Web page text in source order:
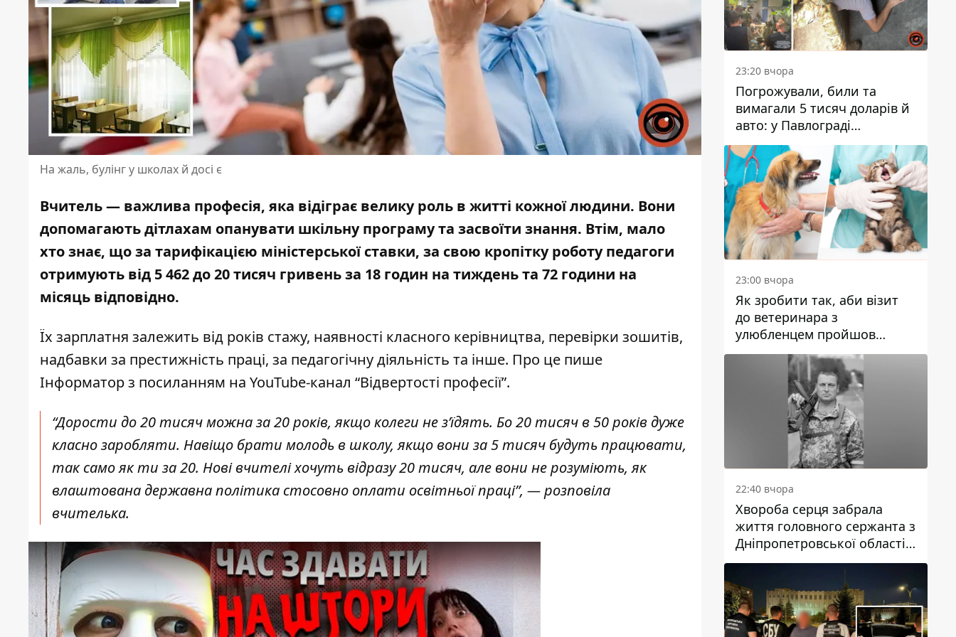
На жаль, булінг у школах й досі є
Вчитель — важлива професія, яка відіграє велику роль в житті кожної людини. Вони
допомагають дітлахам опанувати шкільну програму та засвоїти знання. Втім, мало
хто знає, що за тарифікацією міністерської ставки, за свою кропітку роботу педагоги
отримують від 5 462 до 20 тисяч гривень за 18 годин на тиждень та 72 години на
місяць відповідно.
Їх зарплатня залежить від років стажу, наявності класного керівництва, перевірки зошитів,
надбавки за престижність праці, за педагогічну діяльність та інше. Про це пише
Інформаторз посиланням на YouTube-канал “Відвертості професії”.
“Дорости до 20 тисяч можна за 20 років, якщо колеги не з’їдять. Бо 20 тисяч в 50 років дуже
класно заробляти. Навіщо брати молодь в школу, якщо вони за 5 тисяч будуть працювати,
так само як ти за 20. Нові вчителі хочуть відразу 20 тисяч, але вони не розуміють, як
влаштована державна політика стосовно оплати освітньої праці”, — розповіла
вчителька.
23:20 вчора
Погрожували, били та
вимагали 5 тисяч доларів й
авто: у Павлограді
затримали двох чоловіків
23:00 вчора
Як зробити так, аби візит
до ветеринара з
улюбленцем пройшов
спокійно: прості поради
22:40 вчора
Хвороба серця забрала
життя головного сержанта з
Дніпропетровської області
Юрія Свистуна